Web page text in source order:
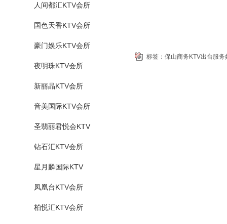
人间都汇KTV会所
国色天香KTV会所
豪门娱乐KTV会所
夜明珠KTV会所
新丽晶KTV会所
音美国际KTV会所
圣翡丽君悦会KTV
钻石汇KTV会所
星月麟国际KTV
凤凰台KTV会所
柏悦汇KTV会所
标签： 保山商务KTV出台服务